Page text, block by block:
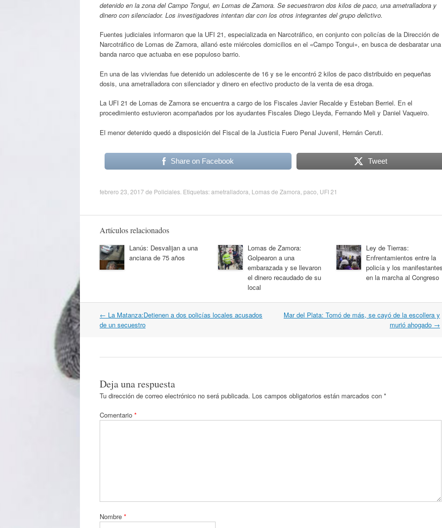
detenido en la zona del Campo Tongui, en Lomas de Zamora. Se secuestraron dos kilos de paco, una ametralladora y
dinero con silenciador. Los investigadores intentan dar con los otros integrantes del grupo delictivo.
Fuentes judiciales informaron que la UFI 21, especializada en Narcotráfico, en conjunto con policías de la Dirección de
Narcotráfico de Lomas de Zamora, allanó este miércoles domicilios en el «Campo Tongui», en busca de desbaratar una
banda narco que actuaba en ese populoso barrio.
En una de las viviendas fue detenido un adolescente de 16 y se le encontró 2 kilos de paco distribuido en pequeñas
dosis, una ametralladora con silenciador y dinero en efectivo producto de la venta de esa droga.
La UFI 21 de Lomas de Zamora se encuentra a cargo de los Fiscales Javier Recalde y Esteban Berriel. En el
procedimiento estuvieron acompañados por los ayudantes Fiscales Diego Lleyda, Fernando Meli y Daniel Vaqueiro.
El menor detenido quedó a disposición del Fiscal de la Justicia Fuero Penal Juvenil, Hernán Ceruti.
Share on Facebook Tweet
febrero 23, 2017 de Policiales . Etiquetas:ametralladora Lomas de Zamora paco UFI 21
Artículos relacionados
Lanús: Desvalijan a una
anciana de 75 años
Lomas de Zamora:
Golpearon a una
embarazada y se llevaron
el dinero recaudado de su
local
Ley de Tierras:
Enfrentamientos entre la
policía y los
en la marcha al Congreso
Navegación
por
← La Matanza:Detienen a dos policías locales acusados
de un secuestro
Mar del Plata: Tomó de más, se cayó de la escollera y
murió ahogado →
Deja una respuesta
Tu dirección de correo electrónico no será publicada. Los campos obligatorios están marcados con *
Comentario *
Nombre *